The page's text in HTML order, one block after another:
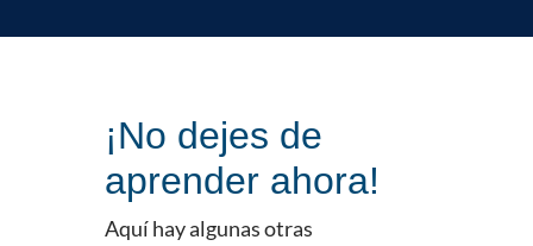
¡No dejes de
aprender ahora!
Aquí hay algunas otras